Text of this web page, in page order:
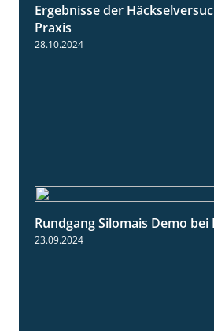
Ergebnisse der
Praxis
28.10.2024
Rundgang Silomais Demo bei
23.09.2024